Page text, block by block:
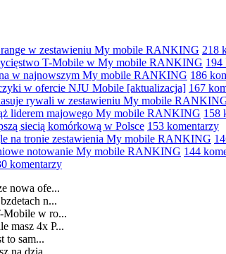
w zestawieniu My mobile RANKING 218
T-Mobile w My mobile RANKING 194
w najnowszym My mobile RANKING 186
w ofercie NJU Mobile [aktualizacja] 167
rywali w zestawieniu My mobile
liderem majowego My mobile RANKING 158
siecią komórkową w Polsce 153 komentarzy
na tronie zestawienia My mobile RANKING
notowanie My mobile RANKING 144
komentarzy
nowa ofe...
n...
Mobile w ro...
masz 4x P...
to sam...
na dzia...